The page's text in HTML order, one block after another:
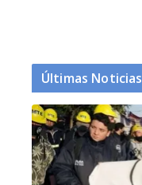
Últimas Noticias